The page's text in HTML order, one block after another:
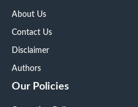
About Us
Contact Us
Disclaimer
Authors
Our Policies